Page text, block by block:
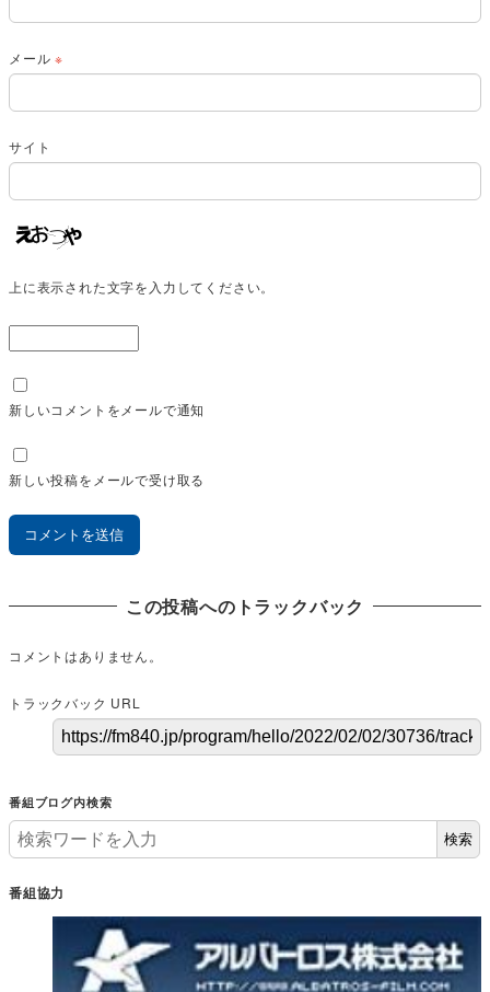
メール※
サイト
上に表示された文字を入力してください。
新しいコメントをメールで通知
新しい投稿をメールで受け取る
この投稿へのトラックバック
コメントはありません。
トラックバック URL
番組ブログ内検索
検索
番組協力